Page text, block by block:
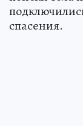
спасения.